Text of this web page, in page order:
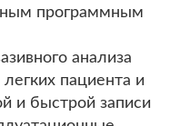
программным
анализа
пациента и
и быстрой записи